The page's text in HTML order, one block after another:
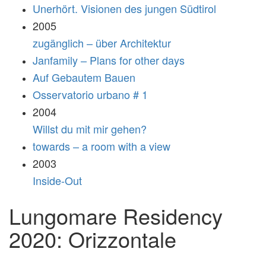
Unerhört. Visionen des jungen Südtirol
2005
zugänglich – über Architektur
Janfamily – Plans for other days
Auf Gebautem Bauen
Osservatorio urbano # 1
2004
Willst du mit mir gehen?
towards – a room with a view
2003
Inside-Out
Lungomare Residency
2020: Orizzontale